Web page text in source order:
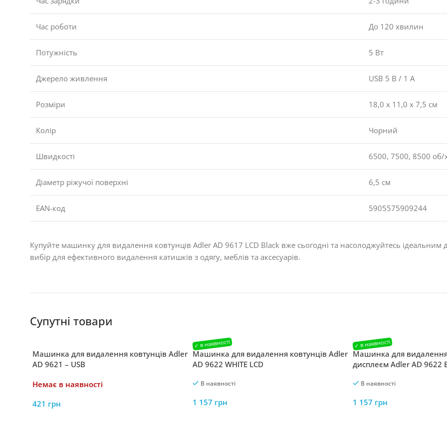
Час роботи До 120 хвилин
Потужність 5 Вт
Джерело живлення USB 5 В / 1 А
Розміри 18,0 x 11,0 x 7,5 см
Колір Чорний
Швидкості 6500, 7500, 8500 об/
Діаметр ріжучої поверхні 6,5 см
EAN-код 5905575909244
Купуйте машинку для видалення ковтунців Adler AD 9617 LCD Black вже сьогодні та насолоджуйтесь
вибір для ефективного видалення катишків з одягу, меблів та аксесуарів.
Супутні товари
Машинка для видалення ковтунців Adler
AD 9621 – USB
Немає в наявності
421 грн
Машинка для видалення ковтунців Adler
AD 9622 WHITE LCD
В наявності
1 157 грн
Машинка для видалення
дисплеєм Adler AD 9622
В наявності
1 157 грн